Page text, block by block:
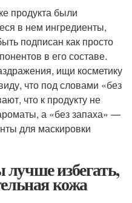
продукта были
в нем ингредиенты,
подписан как просто
в его составе.
ищи косметику
что под словами «без
что к продукту не
а «без запаха» —
для маскировки
избегать,
кожа